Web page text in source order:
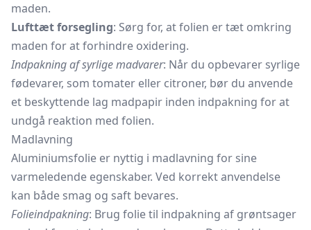
maden.
Lufttæt forsegling: Sørg for, at folien er tæt omkring
maden for at forhindre oxidering.
Indpakning af syrlige madvarer: Når du opbevarer syrlige
fødevarer, som tomater eller citroner, bør du anvende
et beskyttende lag madpapir inden indpakning for at
undgå reaktion med folien.
Madlavning
Aluminiumsfolie er nyttig i madlavning for sine
varmeledende egenskaber. Ved korrekt anvendelse
kan både smag og saft bevares.
Folieindpakning: Brug folie til indpakning af grøntsager